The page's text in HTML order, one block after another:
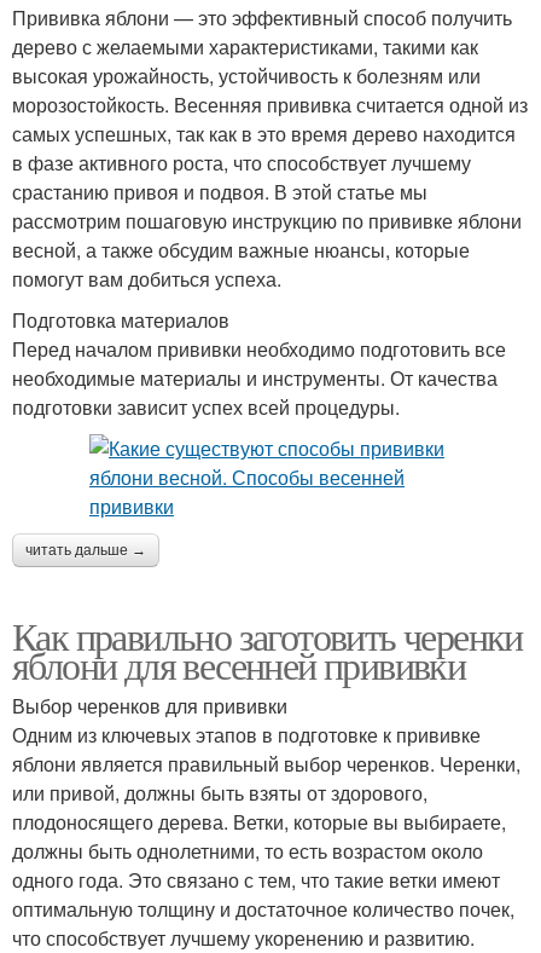
Прививка яблони — это эффективный способ получить
дерево с желаемыми характеристиками, такими как
высокая урожайность, устойчивость к болезням или
морозостойкость. Весенняя прививка считается одной из
самых успешных, так как в это время дерево находится
в фазе активного роста, что способствует лучшему
срастанию привоя и подвоя. В этой статье мы
рассмотрим пошаговую инструкцию по прививке яблони
весной, а также обсудим важные нюансы, которые
помогут вам добиться успеха.
Подготовка материалов
Перед началом прививки необходимо подготовить все
необходимые материалы и инструменты. От качества
подготовки зависит успех всей процедуры.
читать дальше →
Как правильно заготовить черенки
яблони для весенней прививки
Выбор черенков для прививки
Одним из ключевых этапов в подготовке к прививке
яблони является правильный выбор черенков. Черенки,
или привой, должны быть взяты от здорового,
плодоносящего дерева. Ветки, которые вы выбираете,
должны быть однолетними, то есть возрастом около
одного года. Это связано с тем, что такие ветки имеют
оптимальную толщину и достаточное количество почек,
что способствует лучшему укоренению и развитию.